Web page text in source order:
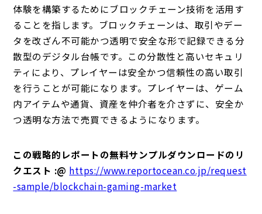
体験を構築するためにブロックチェーン技術を活用す
ることを指します。ブロックチェーンは、取引やデー
タを改ざん不可能かつ透明で安全な形で記録できる分
散型のデジタル台帳です。この分散性と高いセキュリ
ティにより、プレイヤーは安全かつ信頼性の高い取引
を行うことが可能になります。プレイヤーは、ゲーム
内アイテムや通貨、資産を仲介者を介さずに、安全か
つ透明な方法で売買できるようになります。
この戦略的レポートの無料サンプルダウンロードのリ
クエスト :@ https://www.reportocean.co.jp/request
-sample/blockchain-gaming-market